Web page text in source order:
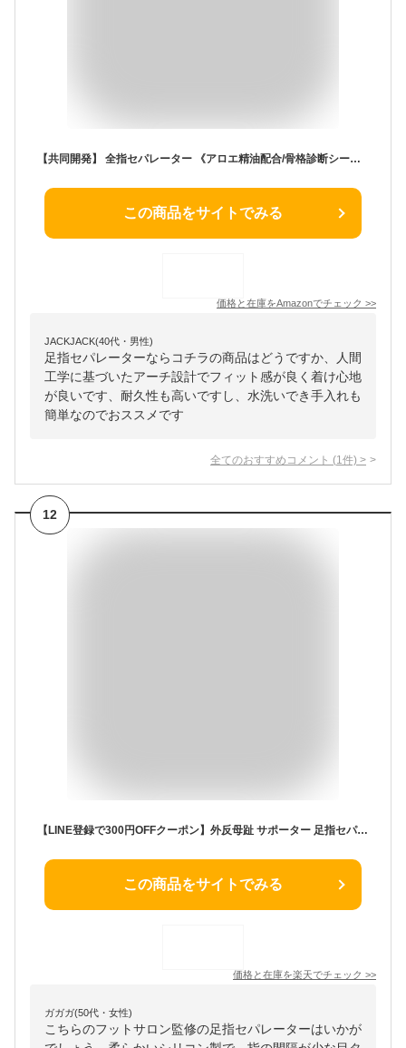
【共同開発】 全指セパレーター 《アロエ精油配合/骨格診断シート付》 足指セパレーター 足指 広げる 足の指を広げるグッズ 足指開き 浮き指 寝指
この商品をサイトでみる
価格と在庫をAmazonでチェック >>
JACKJACK(40代・男性)
足指セパレーターならコチラの商品はどうですか、人間
工学に基づいたアーチ設計でフィット感が良く着け心地
が良いです、耐久性も高いですし、水洗いでき手入れも
簡単なのでおススメです
全てのおすすめコメント (1 件) >
12
【LINE登録で300円OFFクーポン】外反母趾 サポーター 足指セパレーター（全指） 足指 足の指 広げる 足の指を広げるグッズ 足指サポーター ないはんしょうし 内反小趾 母趾 小趾 水洗い 靴下OK 2種類セット 4個入【30日間全額返金保証】【フットサロン監修】
この商品をサイトでみる
価格と在庫を楽天でチェック >>
ガガガ(50代・女性)
こちらのフットサロン監修の足指セパレーターはいかが